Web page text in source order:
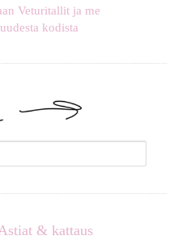
Veturitallit ja me
kodista
& kattaus